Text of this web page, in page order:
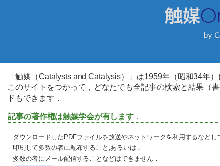
「触媒（Catalysts and Catalysis）」は1959年（昭和34年
このサイトをつかって，どなたでも全記事の検索と結果（
ドもできます．
記事の著作権は触媒学会が有します．
ダウンロードしたPDFファイルを放送やネットワークを利用するなど
印刷して多数の者に配布すること,あるいは，
多数の者にメール配信することなどはできません．